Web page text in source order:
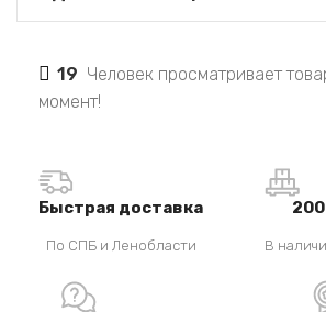
19 Человек просматривает
момент!
Быстрая доставка
По СПБ и Ленобласти В